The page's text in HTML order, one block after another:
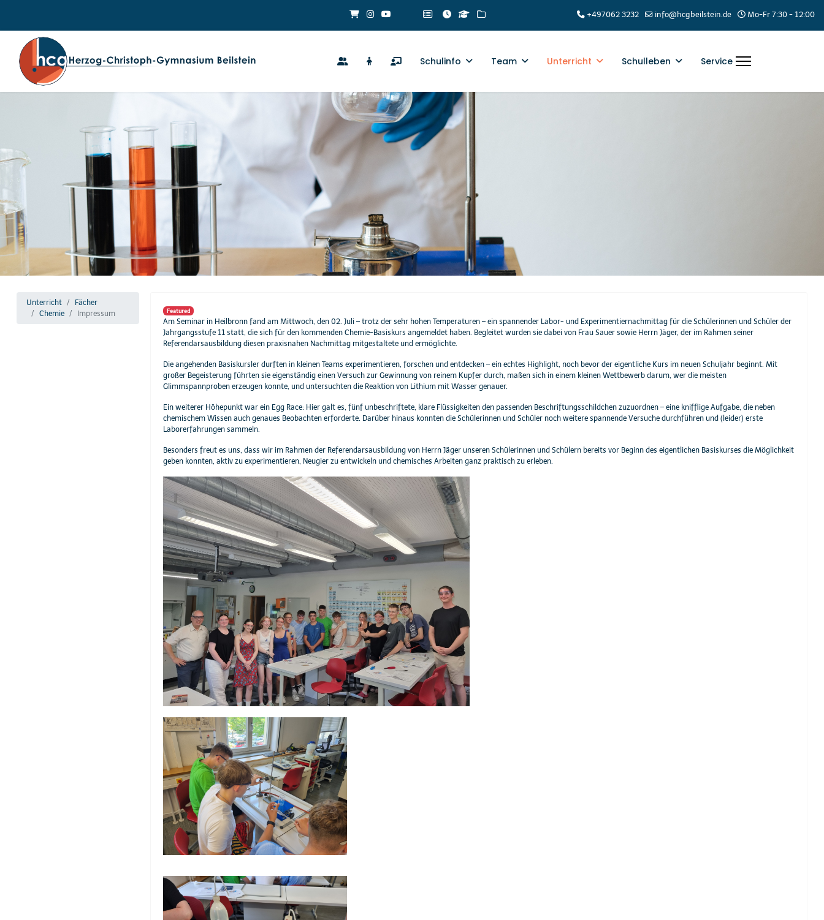
+497062 3232 info@hcgbeilstein.de Mo-Fr 7:30 - 12:00
Schulinfo Team Unterricht Schulleben Service
Unterricht
Fächer
Chemie
Impressum Featured
Am Seminar in Heilbronn fand am Mittwoch, den 02. Juli – trotz der sehr hohen Temperaturen – ein spannender Labor- und Experimentiernachmittag für die Schülerinnen und Schüler der
Jahrgangsstufe 11 statt, die sich für den kommenden Chemie-Basiskurs angemeldet haben. Begleitet wurden sie dabei von Frau Sauer sowie Herrn Jäger, der im Rahmen seiner
Referendarsausbildung diesen praxisnahen Nachmittag mitgestaltete und ermöglichte.
Die angehenden Basiskursler durften in kleinen Teams experimentieren, forschen und entdecken – ein echtes Highlight, noch bevor der eigentliche Kurs im neuen Schuljahr beginnt. Mit
großer Begeisterung führten sie eigenständig einen Versuch zur Gewinnung von reinem Kupfer durch, maßen sich in einem kleinen Wettbewerb darum, wer die meisten
Glimmspannproben erzeugen konnte, und untersuchten die Reaktion von Lithium mit Wasser genauer.
Ein weiterer Höhepunkt war ein Egg Race: Hier galt es, fünf unbeschriftete, klare Flüssigkeiten den passenden Beschriftungsschildchen zuzuordnen – eine knifflige Aufgabe, die neben
chemischem Wissen auch genaues Beobachten erforderte. Darüber hinaus konnten die Schülerinnen und Schüler noch weitere spannende Versuche durchführen und (leider) erste
Laborerfahrungen sammeln.
Besonders freut es uns, dass wir im Rahmen der Referendarsausbildung von Herrn Jäger unseren Schülerinnen und Schülern bereits vor Beginn des eigentlichen Basiskurses die Möglichkeit
geben konnten, aktiv zu experimentieren, Neugier zu entwickeln und chemisches Arbeiten ganz praktisch zu erleben.